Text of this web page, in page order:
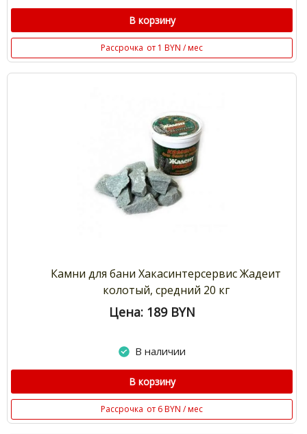
В корзину
Рассрочка от 1 BYN / мес
Камни для бани Хакасинтерсервис Жадеит
колотый, средний 20 кг
Цена: 189 BYN
В наличии
В корзину
Рассрочка от 6 BYN / мес